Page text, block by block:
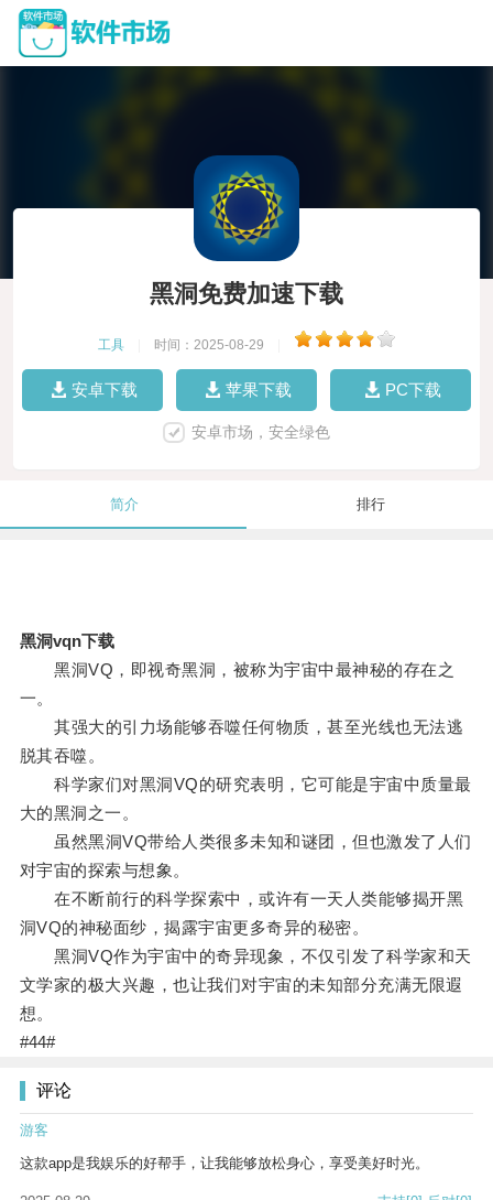
黑洞免费加速下载
工具 时间：2025-08-29
安卓下载 苹果下载 PC下载
安卓市场，安全绿色
简介 排行
黑洞vqn下载
黑洞VQ，即视奇黑洞，被称为宇宙中最神秘的存在之
一。
其强大的引力场能够吞噬任何物质，甚至光线也无法逃
脱其吞噬。
科学家们对黑洞VQ的研究表明，它可能是宇宙中质量最
大的黑洞之一。
虽然黑洞VQ带给人类很多未知和谜团，但也激发了人们
对宇宙的探索与想象。
在不断前行的科学探索中，或许有一天人类能够揭开黑
洞VQ的神秘面纱，揭露宇宙更多奇异的秘密。
黑洞VQ作为宇宙中的奇异现象，不仅引发了科学家和天
文学家的极大兴趣，也让我们对宇宙的未知部分充满无限遐
想。
#44#
评论
游客
这款app是我娱乐的好帮手，让我能够放松身心，享受美好时光。